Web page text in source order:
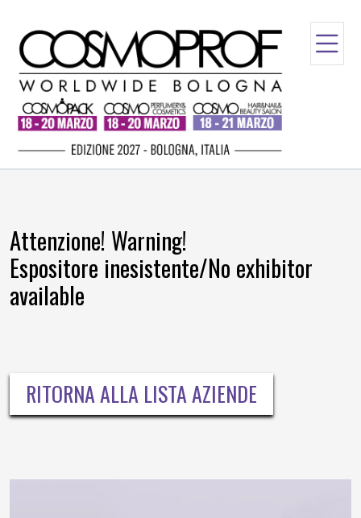
Attenzione! Warning!
Espositore inesistente/No exhibitor
available
RITORNA ALLA LISTA AZIENDE